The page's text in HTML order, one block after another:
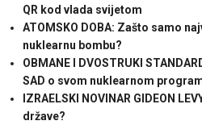
QR kod vlada svijetom
ATOMSKO DOBA: Zašto samo
nuklearnu bombu?
OBMANE I DVOSTRUKI
SAD o svom nuklearnom
IZRAELSKI NOVINAR GIDEON
države?